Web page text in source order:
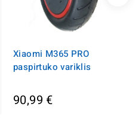
Xiaomi M365 PRO
paspirtuko variklis
90,99 €